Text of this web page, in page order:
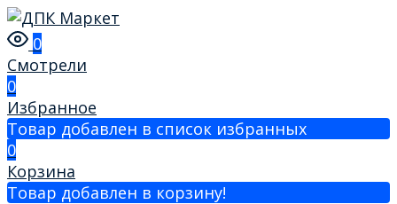
0
Смотрели
0
Избранное
Товар добавлен в список избранных
0
Корзина
Товар добавлен в корзину!